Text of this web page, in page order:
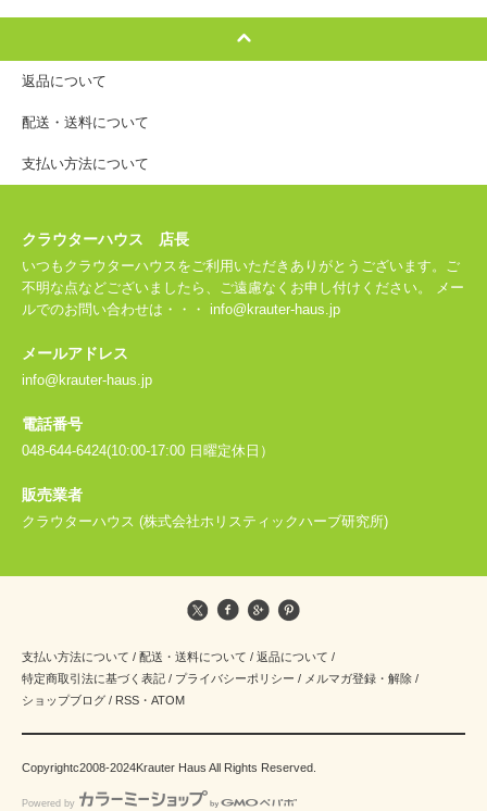
返品について
配送・送料について
支払い方法について
クラウターハウス 店長
いつもクラウターハウスをご利用いただきありがとうございます。ご
不明な点などございましたら、ご遠慮なくお申し付けください。 メー
ルでのお問い合わせは・・・ info@krauter-haus.jp
メールアドレス
info@krauter-haus.jp
電話番号
048-644-6424(10:00-17:00 日曜定休日）
販売業者
クラウターハウス (株式会社ホリスティックハーブ研究所)
支払い方法について / 配送・送料について / 返品について /
特定商取引法に基づく表記 / プライバシーポリシー / メルマガ登録・解除 /
ショップブログ / RSS ・ ATOM
Copyrightc2008-2024Krauter Haus All Rights Reserved.
Powered by